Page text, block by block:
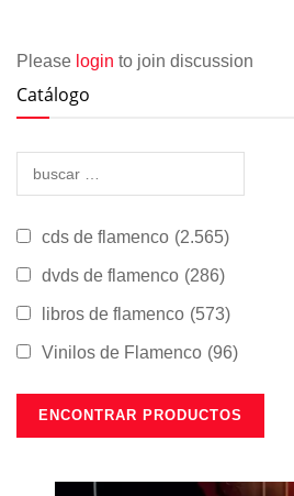
Please login to join discussion
Catálogo
cds de flamenco (2.565)
dvds de flamenco (286)
libros de flamenco (573)
Vinilos de Flamenco (96)